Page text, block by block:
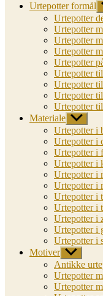
Urtepotter formål
Urtepotter
Urtepotter
Urtepotter
Urtepotter
Urtepotter
Urtepotter
Urtepotter
Urtepotter
Urtepotter
Materiale Vis
Urtepotter i
Urtepotter i
Urtepotter i
Urtepotter i
Urtepotter i
Urtepotter i
Urtepotter i
Urtepotter i
Urtepotter i
Urtepotter i
Urtepotter i
Motiver Vis
undermenu
Antikke
Urtepotter
Urtepotter